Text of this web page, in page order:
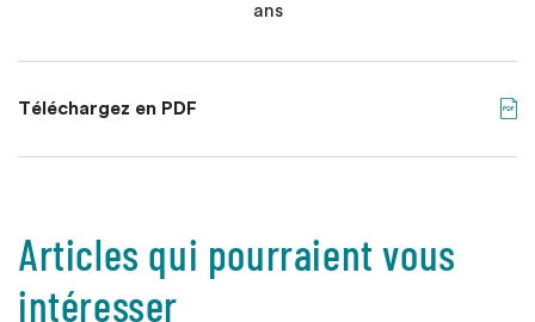
ans
Téléchargez en PDF
Articles qui pourraient vous
intéresser